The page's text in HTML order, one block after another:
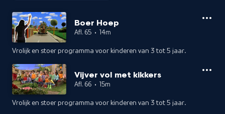
Boer Hoep
Afl. 65 • 14m
Vrolijk en stoer programma voor kinderen van 3 tot 5 jaar.
Vijver vol met kikkers
Afl. 66 • 15m
Vrolijk en stoer programma voor kinderen van 3 tot 5 jaar.